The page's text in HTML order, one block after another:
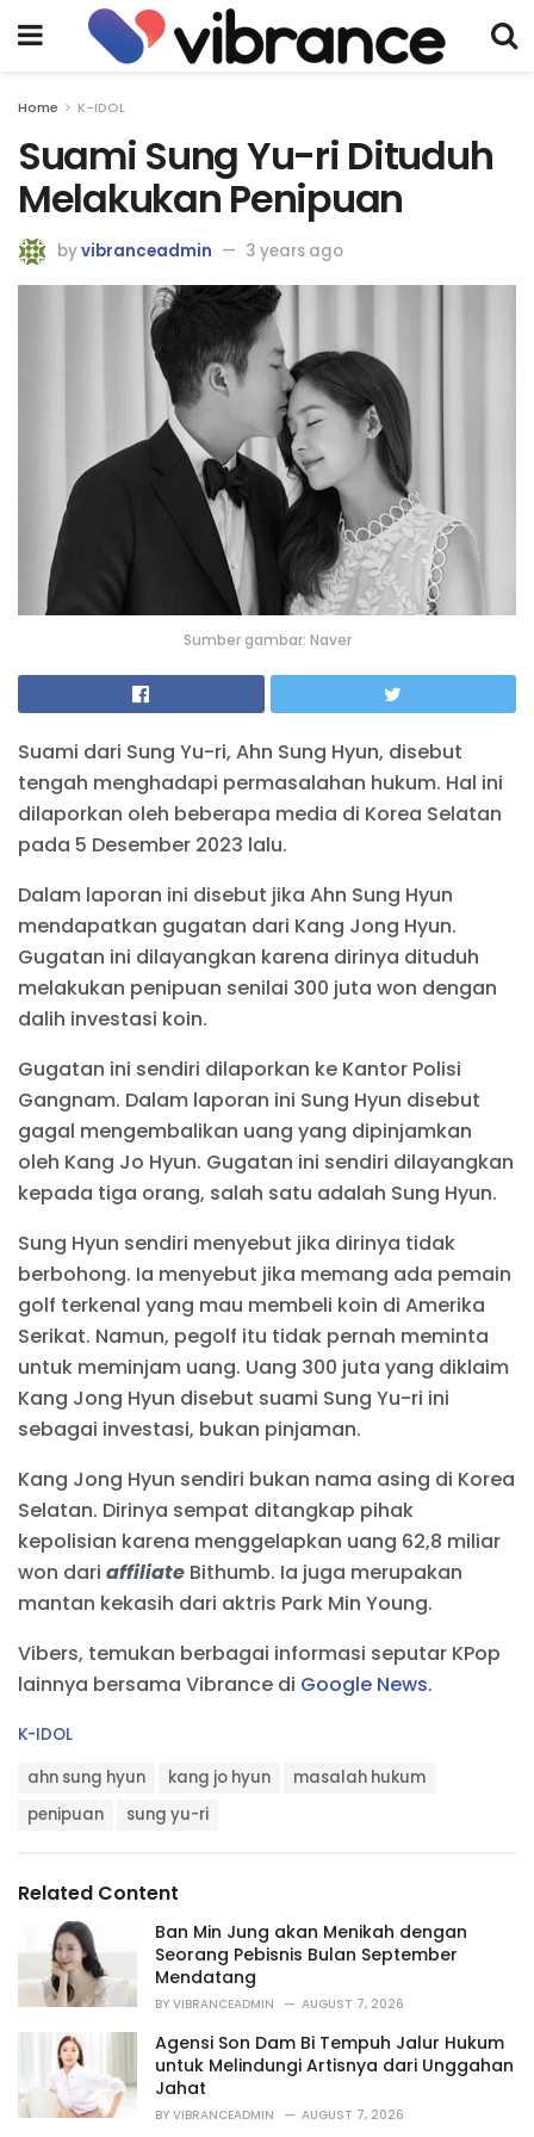
Home K-IDOL
Suami Sung Yu-ri Dituduh
Melakukan Penipuan
byvibranceadmin 3 years ago
Sumber gambar: Naver
Suami dari Sung Yu-ri, Ahn Sung Hyun, disebut
tengah menghadapi permasalahan hukum. Hal ini
dilaporkan oleh beberapa media di Korea Selatan
pada 5 Desember 2023 lalu.
Dalam laporan ini disebut jika Ahn Sung Hyun
mendapatkan gugatan dari Kang Jong Hyun.
Gugatan ini dilayangkan karena dirinya dituduh
melakukan penipuan senilai 300 juta won dengan
dalih investasi koin.
Gugatan ini sendiri dilaporkan ke Kantor Polisi
Gangnam. Dalam laporan ini Sung Hyun disebut
gagal mengembalikan uang yang dipinjamkan
oleh Kang Jo Hyun. Gugatan ini sendiri dilayangkan
kepada tiga orang, salah satu adalah Sung Hyun.
Sung Hyun sendiri menyebut jika dirinya tidak
berbohong. Ia menyebut jika memang ada pemain
golf terkenal yang mau membeli koin di Amerika
Serikat. Namun, pegolf itu tidak pernah meminta
untuk meminjam uang. Uang 300 juta yang diklaim
Kang Jong Hyun disebut suami Sung Yu-ri ini
sebagai investasi, bukan pinjaman.
Kang Jong Hyun sendiri bukan nama asing di Korea
Selatan. Dirinya sempat ditangkap pihak
kepolisian karena menggelapkan uang 62,8 miliar
won dari affiliate Bithumb. Ia juga merupakan
mantan kekasih dari aktris Park Min Young.
Vibers, temukan berbagai informasi seputar KPop
lainnya bersama Vibrance di Google News.
C
i
e
:
K-IDOL
ahn sung hyun kang jo hyun
masalah hukum
penipuan
sung yu-ri
Related Content
Ban Min Jung akan Menikah dengan
Seorang Pebisnis Bulan September
Mendatang
BY VIBRANCEADMIN AUGUST 7, 2026
Agensi Son Dam Bi Tempuh Jalur Hukum
untuk Melindungi Artisnya dari Unggahan
Jahat
BY VIBRANCEADMIN AUGUST 7, 2026